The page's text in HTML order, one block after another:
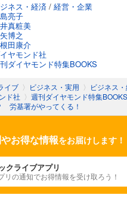
ネス・経済 / 経営・企業
亮子
真粧美
博之
田康介
ヤモンド社
ダイヤモンド特集BOOKS
イブ 〉 ビジネス・実用 〉 ビジネス
ド社 〉 週刊ダイヤモンド特集BOOKS
労基署がやってくる！
お得な情報をお届けします！
クライブアプリ
リの通知でお得情報を受け取ろう！